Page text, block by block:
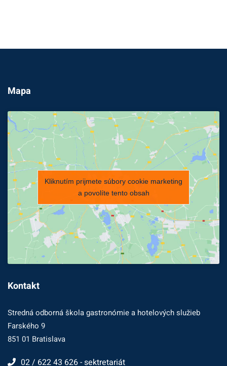
Mapa
Kliknutím prijmete súbory cookie marketing
a povolíte tento obsah
Kontakt
Stredná odborná škola gastronómie a hotelových služieb
Farského 9
851 01 Bratislava
02 / 622 43 626 - sektretariát